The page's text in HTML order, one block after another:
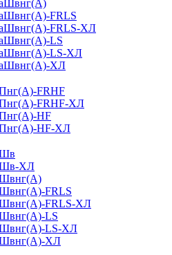
FRLS
FRLS-ХЛ
LS
LS-ХЛ
ХЛ
FRHF
FRHF-ХЛ
HF
HF-ХЛ
ХЛ
FRLS
FRLS-ХЛ
LS
LS-ХЛ
ХЛ